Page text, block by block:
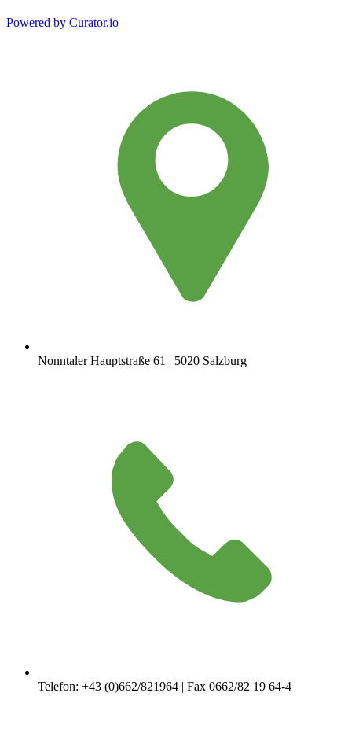
Powered by Curator.io
Nonntaler Hauptstraße 61 | 5020 Salzburg
Telefon: +43 (0)662/821964 | Fax 0662/82 19 64-4